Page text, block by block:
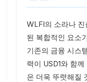
WLFI의 소라나
된 복합적인 요소
기존의 금융 시스
력이 USD1와 함
은 더욱 뚜렷해질